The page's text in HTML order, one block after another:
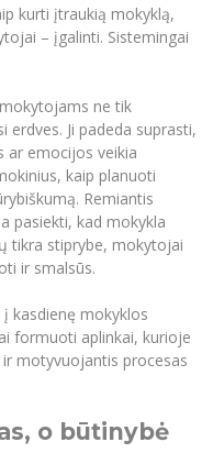
kurti įtraukią mokyklą,
– įgalinti. Sistemingai
ne tik
Ji padeda suprasti,
ar emocijos veikia
kaip planuoti
Remiantis
pasiekti, kad mokykla
tikra stiprybe, mokytojai
ir smalsūs.
kasdienę mokyklos
formuoti aplinkai, kurioje
motyvuojantis procesas
o būtinybė